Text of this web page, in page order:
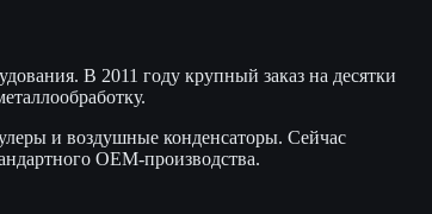
В 2011 году крупный заказ на десятки
и воздушные конденсаторы. Сейчас
OEM-производства.